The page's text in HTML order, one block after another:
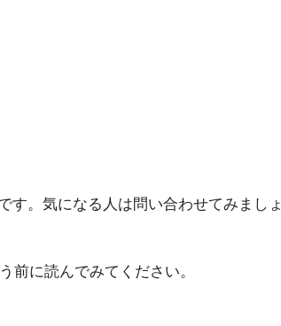
す。気になる人は問い合わせてみましょ
前に読んでみてください。